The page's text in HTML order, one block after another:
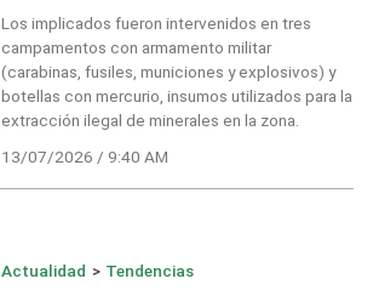
Los implicados fueron intervenidos en tres
campamentos con armamento militar
(carabinas, fusiles, municiones y explosivos) y
botellas con mercurio, insumos utilizados para la
extracción ilegal de minerales en la zona.
13/07/2026 / 9:40 AM
Actualidad > Tendencias